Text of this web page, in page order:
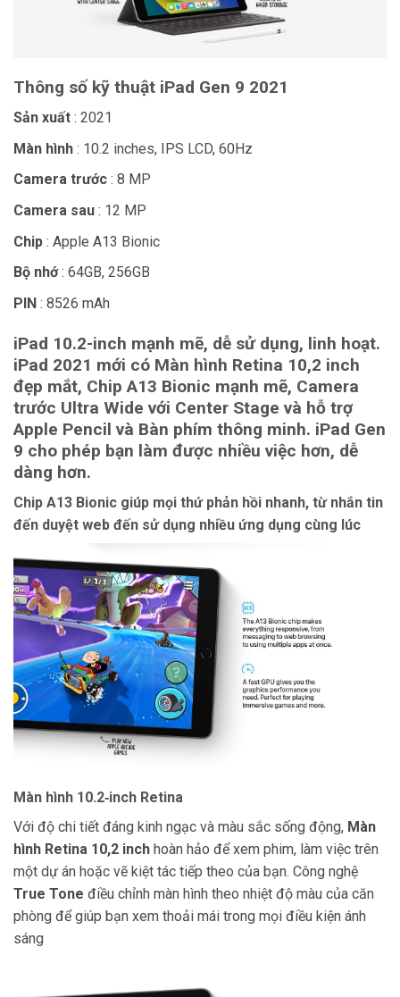
Thông số kỹ thuật iPad Gen 9 2021
Sản xuất : 2021
Màn hình : 10.2 inches, IPS LCD, 60Hz
Camera trước : 8 MP
Camera sau : 12 MP
Chip : Apple A13 Bionic
Bộ nhớ: 64GB, 256GB
PIN : 8526 mAh
iPad 10.2-inch mạnh mẽ, dễ sử dụng, linh hoạt.
iPad 2021 mới có Màn hình Retina 10,2 inch
đẹp mắt, Chip A13 Bionic mạnh mẽ, Camera
trước Ultra Wide với Center Stage và hỗ trợ
Apple Pencil và Bàn phím thông minh. iPad Gen
9 cho phép bạn làm được nhiều việc hơn, dễ
dàng hơn.
Chip A13 Bionic giúp mọi thứ phản hồi nhanh, từ nhắn tin
đến duyệt web đến sử dụng nhiều ứng dụng cùng lúc
Màn hình 10.2‑inch Retina
Với độ chi tiết đáng kinh ngạc và màu sắc sống động, Màn
hình Retina 10,2 inch hoàn hảo để xem phim, làm việc trên
một dự án hoặc vẽ kiệt tác tiếp theo của bạn. Công nghệ
True Tone điều chỉnh màn hình theo nhiệt độ màu của căn
phòng để giúp bạn xem thoải mái trong mọi điều kiện ánh
sáng